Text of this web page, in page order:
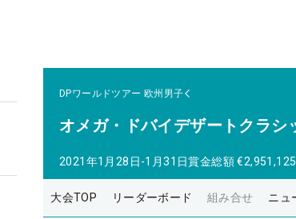
DPワールドツアー 欧州男子
オメガ・ドバイデザートクラシ
2021年1月28日-1月31日賞金総額 €2,951,125
大会TOP リーダーボード 組み合せ ニュ